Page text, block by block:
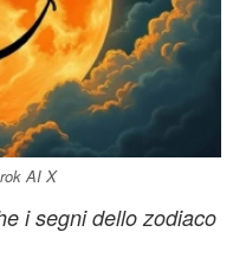
AI X
i segni dello zodiaco